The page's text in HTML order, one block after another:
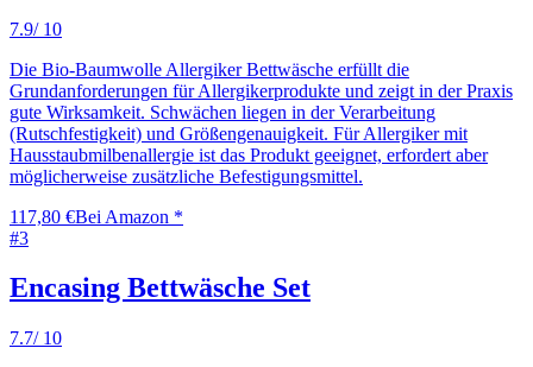
7.9/ 10
Die Bio-Baumwolle Allergiker Bettwäsche erfüllt die
Grundanforderungen für Allergikerprodukte und zeigt in der Praxis
gute Wirksamkeit. Schwächen liegen in der Verarbeitung
(Rutschfestigkeit) und Größengenauigkeit. Für Allergiker mit
Hausstaubmilbenallergie ist das Produkt geeignet, erfordert aber
möglicherweise zusätzliche Befestigungsmittel.
117,80 €Bei Amazon *
#3
Encasing Bettwäsche Set
7.7/ 10